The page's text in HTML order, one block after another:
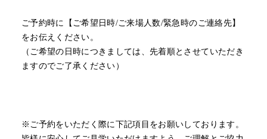
ご予約時に【ご希望日時/ご来場人数/緊急時のご連絡先】
をお伝えください。
（ご希望の日時につきましては、先着順とさせていただき
ますのでご了承ください）
※ご予約をいただく際に下記項目をお願いしております。